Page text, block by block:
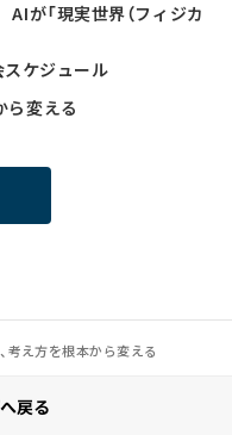
が「現実世界（フィジカ
ケジュール
ら変える
考え方を根本から変える
戻る